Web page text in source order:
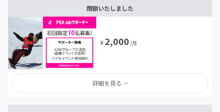
閉鎖いたしました
¥2,000 /月
詳細を見る